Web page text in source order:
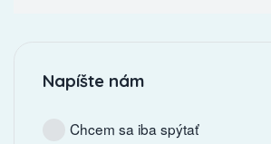
Napíšte nám
Chcem sa iba spýtať